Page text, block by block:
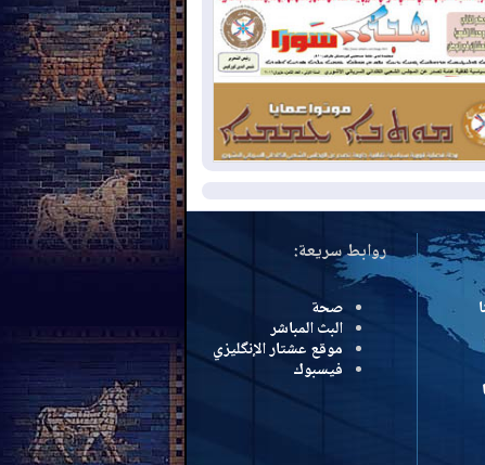
2026-08-مشروع "حسابي" يُمهل
حتى نهاية أغسطس لاستلام
المصرفية
2026-08-دمشق وعمّان تحذران بغداد:
هجوم من أراضي العراق سيواجه برد
روابط سريعة:
صحة
البث المباشر
موقع عشتار الإنگليزي
فيسبوك